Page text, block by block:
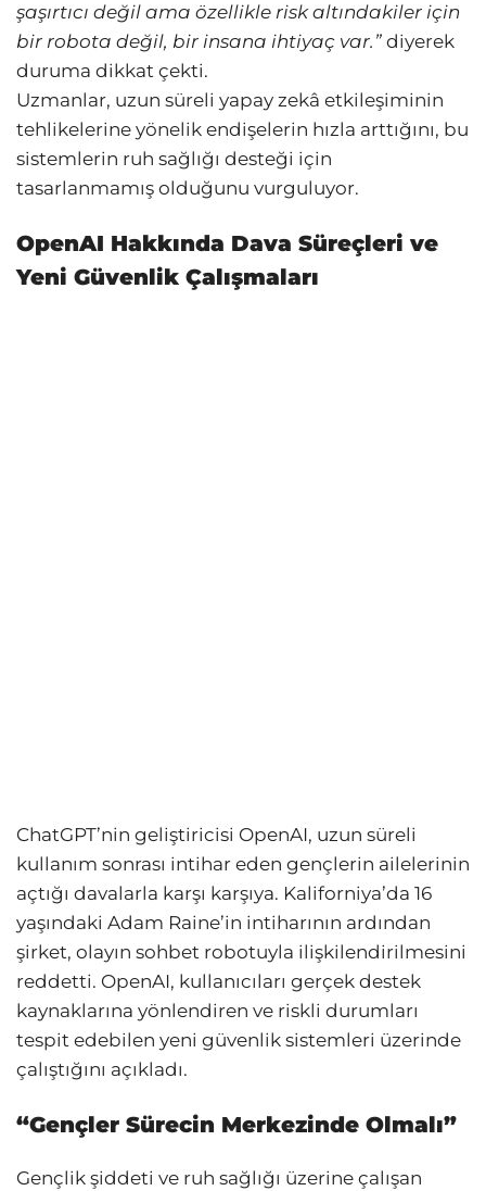
şaşırtıcı değil ama özellikle risk altındakiler için
bir robota değil, bir insana ihtiyaç var.” diyerek
duruma dikkat çekti.
Uzmanlar, uzun süreli yapay zekâ etkileşiminin
tehlikelerine yönelik endişelerin hızla arttığını, bu
sistemlerin ruh sağlığı desteği için
tasarlanmamış olduğunu vurguluyor.
OpenAI Hakkında Dava Süreçleri ve
Yeni Güvenlik Çalışmaları
ChatGPT’nin geliştiricisi OpenAI, uzun süreli
kullanım sonrası intihar eden gençlerin ailelerinin
açtığı davalarla karşı karşıya. Kaliforniya’da 16
yaşındaki Adam Raine’in intiharının ardından
şirket, olayın sohbet robotuyla ilişkilendirilmesini
reddetti. OpenAI, kullanıcıları gerçek destek
kaynaklarına yönlendiren ve riskli durumları
tespit edebilen yeni güvenlik sistemleri üzerinde
çalıştığını açıkladı.
“Gençler Sürecin Merkezinde Olmalı”
Gençlik şiddeti ve ruh sağlığı üzerine çalışan